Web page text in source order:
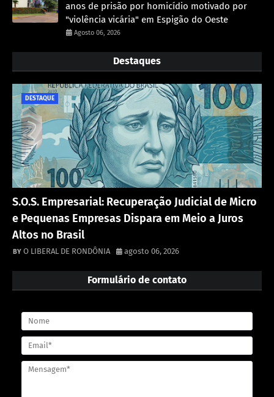
anos de prisão por homicídio motivado por
"violência vicária" em Espigão do Oeste
Agosto 06, 2026
Destaques
DESTAQUE
S.O.S. Empresarial: Recuperação Judicial de Micro
e Pequenas Empresas Dispara em Meio a Juros
Altos no Brasil
O LIBERAL DE RONDÔNIA agosto 06, 2026
Formulário de contato